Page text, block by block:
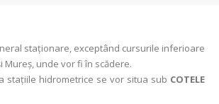
staționare, exceptând cursurile inferioare
Mureş, unde vor fi în scădere.
staţiile hidrometrice se vor situa sub COTELE